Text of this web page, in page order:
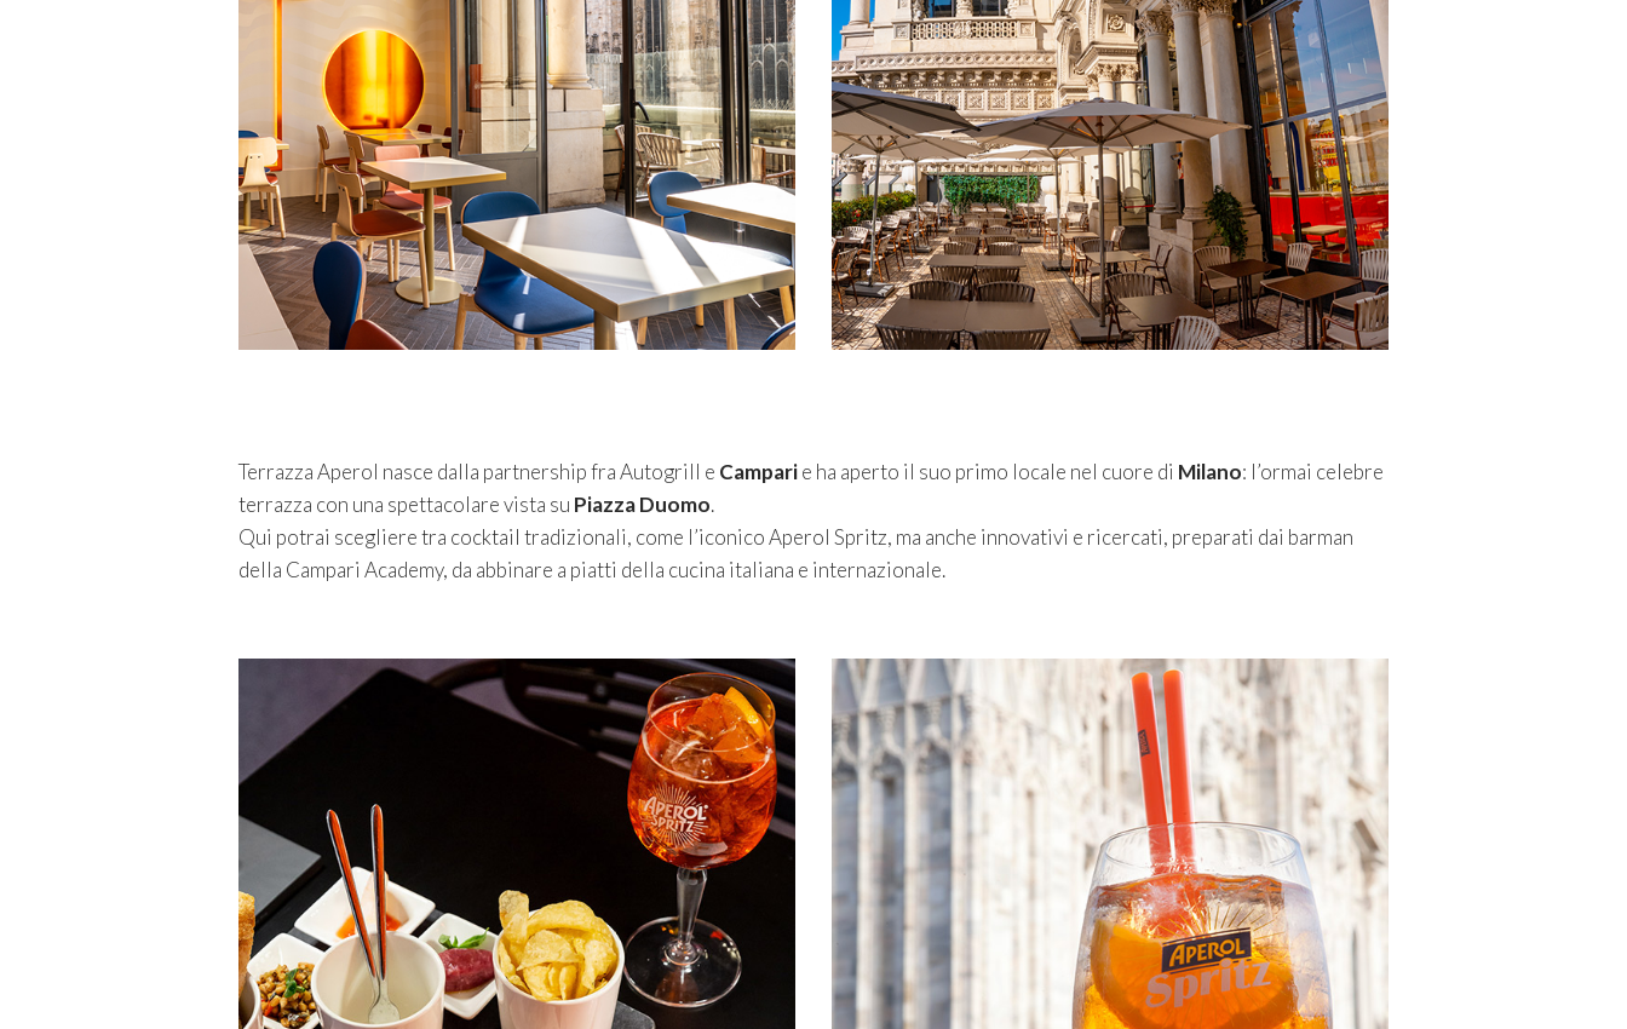
Terrazza Aperol nasce dalla partnership fra Autogrill e Camparie ha aperto il suo primo locale nel cuore di Milano: l’ormai celebre
terrazza con una spettacolare vista su Piazza Duomo.
Qui potrai scegliere tra cocktail tradizionali, come l’iconico Aperol Spritz, ma anche innovativi e ricercati, preparati dai barman
della Campari Academy, da abbinare a piatti della cucina italiana e internazionale.